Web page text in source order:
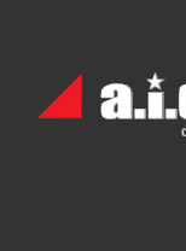
Archiv
München